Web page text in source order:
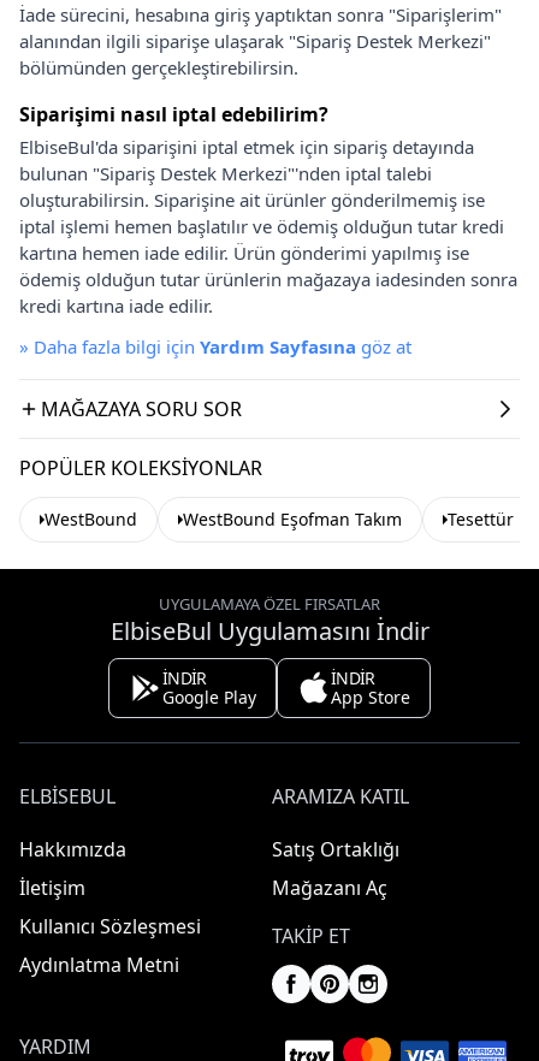
İade sürecini, hesabına giriş yaptıktan sonra "Siparişlerim"
alanından ilgili siparişe ulaşarak "Sipariş Destek Merkezi"
bölümünden gerçekleştirebilirsin.
Siparişimi nasıl iptal edebilirim?
ElbiseBul'da siparişini iptal etmek için sipariş detayında
bulunan "Sipariş Destek Merkezi"'nden iptal talebi
oluşturabilirsin. Siparişine ait ürünler gönderilmemiş ise
iptal işlemi hemen başlatılır ve ödemiş olduğun tutar kredi
kartına hemen iade edilir. Ürün gönderimi yapılmış ise
ödemiş olduğun tutar ürünlerin mağazaya iadesinden sonra
kredi kartına iade edilir.
» Daha fazla bilgi için Yardım Sayfasına göz at
MAĞAZAYA SORU SOR
POPÜLER KOLEKSIYONLAR
WestBound WestBound Eşofman Takım Tesettür
UYGULAMAYA ÖZEL FIRSATLAR
ElbiseBul Uygulamasını İndir
İNDİR
Google Play
İNDİR
App Store
ELBISEBUL
Hakkımızda
İletişim
Kullanıcı Sözleşmesi
Aydınlatma Metni
ARAMIZA KATIL
Satış Ortaklığı
Mağazanı Aç
TAKIP ET
YARDIM